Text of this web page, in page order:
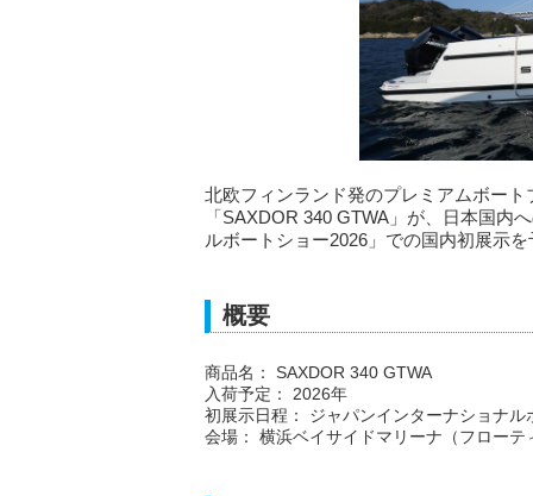
北欧フィンランド発のプレミアムボー
「SAXDOR 340 GTWA」が、日本国内
ルボートショー2026」での国内初展示を
概要
商品名： SAXDOR 340 GTWA
入荷予定： 2026年
初展示日程： ジャパンインターナショナ
会場： 横浜ベイサイドマリーナ（フローテ